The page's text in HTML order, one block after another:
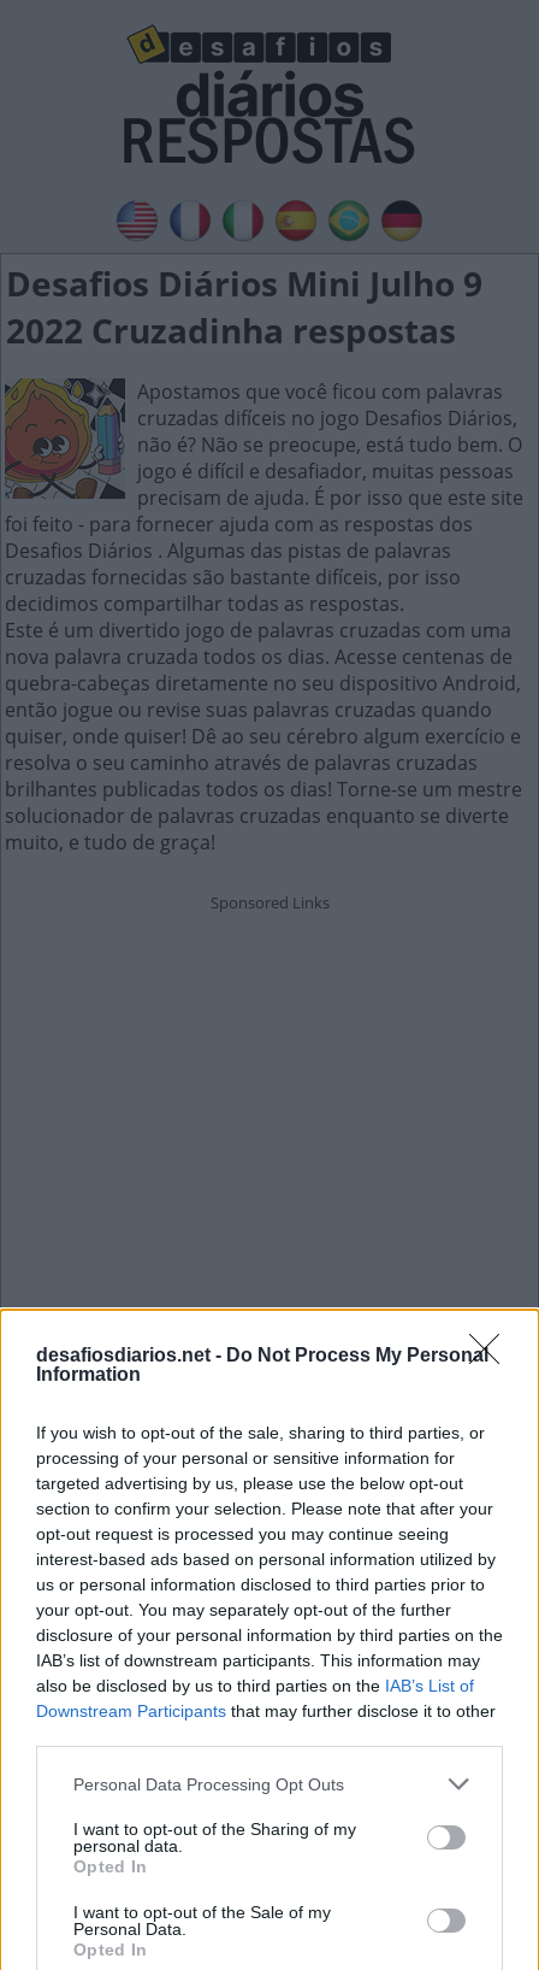
desafiosdiarios.net - Do Not Process My Personal
Information
If you wish to opt-out of the sale, sharing to third parties, or
processing of your personal or sensitive information for
targeted advertising by us, please use the below opt-out
section to confirm your selection. Please note that after your
opt-out request is processed you may continue seeing
interest-based ads based on personal information utilized by
us or personal information disclosed to third parties prior to
your opt-out. You may separately opt-out of the further
disclosure of your personal information by third parties on the
IAB’s list of downstream participants. This information may
also be disclosed by us to third parties on the IAB’s List of
Downstream Participants that may further disclose it to other
Personal Data Processing Opt Outs
I want to opt-out of the Sharing of my
personal data.
Opted In
I want to opt-out of the Sale of my
Personal Data.
Opted In
Desafios Diários Mini Julho 9
2022 Cruzadinha respostas
Apostamos que você ficou com palavras
cruzadas difíceis no jogo Desafios Diários,
não é? Não se preocupe, está tudo bem. O
jogo é difícil e desafiador, muitas pessoas
precisam de ajuda. É por isso que este site
foi feito - para fornecer ajuda com as respostas dos
Desafios Diários . Algumas das pistas de palavras
cruzadas fornecidas são bastante difíceis, por isso
decidimos compartilhar todas as respostas.
Este é um divertido jogo de palavras cruzadas com uma
nova palavra cruzada todos os dias. Acesse centenas de
quebra-cabeças diretamente no seu dispositivo Android,
então jogue ou revise suas palavras cruzadas quando
quiser, onde quiser! Dê ao seu cérebro algum exercício e
resolva o seu caminho através de palavras cruzadas
brilhantes publicadas todos os dias! Torne-se um mestre
solucionador de palavras cruzadas enquanto se diverte
muito, e tudo de graça!
Mini Julho 9 2022 Cruzadinha
N A C
L
F
A L H
A
I
N T E
L
A
D A G
A
T
O R A
Faca um pouco maior e mais comprida que o punhal:
Local da igreja onde o padre costuma rezar a missa
L T A
R
__ Land, filme que concorreu ao Oscar em 2017